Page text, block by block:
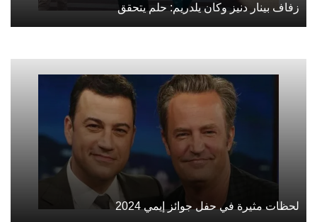
زفاف بينار دنيز وكان يلدريم: حلم يتحقق
لحظات مثيرة في حفل جوائز إيمي 2024